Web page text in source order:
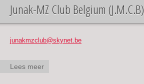
Junak-MZ Club Belgium (J.M.C.B)
junakmzclub@skynet.be
Lees meer